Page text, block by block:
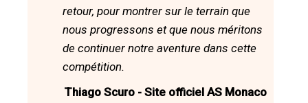
retour, pour montrer sur le terrain que
nous progressons et que nous méritons
de continuer notre aventure dans cette
compétition.
Thiago Scuro - Site officiel AS Monaco